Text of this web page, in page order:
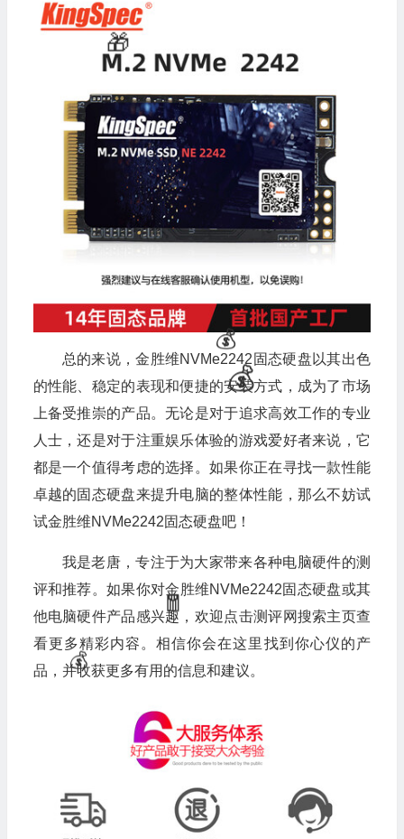
总的来说，金胜维NVMe2242固态硬盘以其出色
的性能、稳定的表现和便捷的安装方式，成为了市场
上备受推崇的产品。无论是对于追求高效工作的专业
人士，还是对于注重娱乐体验的游戏爱好者来说，它
都是一个值得考虑的选择。如果你正在寻找一款性能
卓越的固态硬盘来提升电脑的整体性能，那么不妨试
试金胜维NVMe2242固态硬盘吧！
我是老唐，专注于为大家带来各种电脑硬件的测
评和推荐。如果你对金胜维NVMe2242固态硬盘或其
他电脑硬件产品感兴趣，欢迎点击测评网搜索主页查
看更多精彩内容。相信你会在这里找到你心仪的产
品，并收获更多有用的信息和建议。
🎁
💰